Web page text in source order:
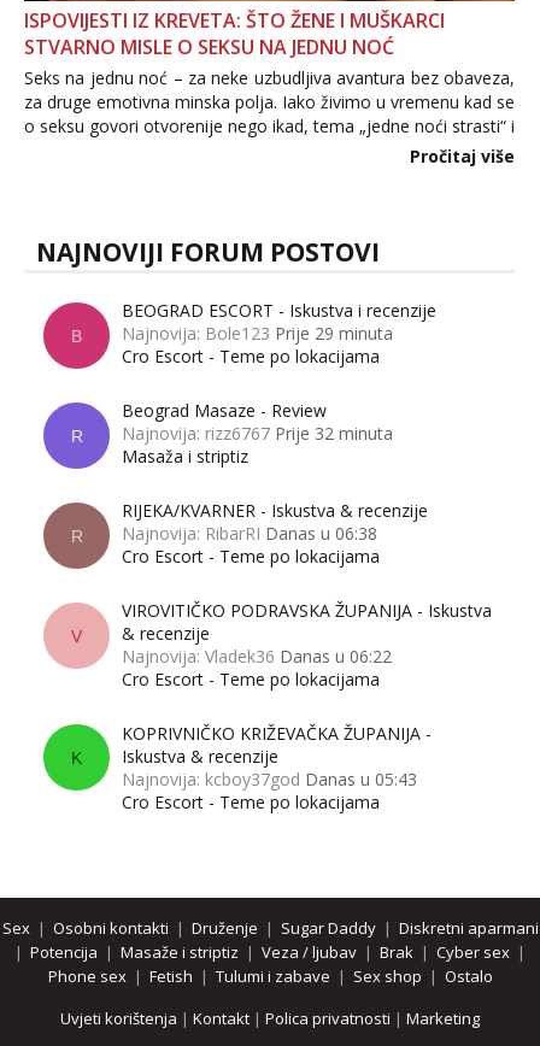
ISPOVIJESTI IZ KREVETA: ŠTO ŽENE I MUŠKARCI
STVARNO MISLE O SEKSU NA JEDNU NOĆ
Seks na jednu noć – za neke uzbudljiva avantura bez obaveza,
za druge emotivna minska polja. Iako živimo u vremenu kad se
o seksu govori otvorenije nego ikad, tema „jedne noći strasti“ i
dalje izaziva burne rasprave. Što zapravo misle žene, a što
Pročitaj više
NAJNOVIJI FORUM POSTOVI
B
BEOGRAD ESCORT - Iskustva i recenzije
Najnovija: Bole123 Prije 29 minuta
Cro Escort - Teme po lokacijama
R
Beograd Masaze - Review
Najnovija: rizz6767 Prije 32 minuta
Masaža i striptiz
R
RIJEKA/KVARNER - Iskustva & recenzije
Najnovija: RibarRI Danas u 06:38
Cro Escort - Teme po lokacijama
V
VIROVITIČKO PODRAVSKA ŽUPANIJA - Iskustva
& recenzije
Najnovija: Vladek36 Danas u 06:22
Cro Escort - Teme po lokacijama
K
KOPRIVNIČKO KRIŽEVAČKA ŽUPANIJA -
Iskustva & recenzije
Najnovija: kcboy37god Danas u 05:43
Cro Escort - Teme po lokacijama
Sex| Osobni kontakti | Druženje | Sugar Daddy| Diskretni aparmani
| Potencija | Masaže i striptiz | Veza / ljubav | Brak | Cyber sex |
Phone sex| Fetish | Tulumi i zabave | Sex shop | Ostalo
Uvjeti korištenja | Kontakt | Polica privatnosti | Marketing